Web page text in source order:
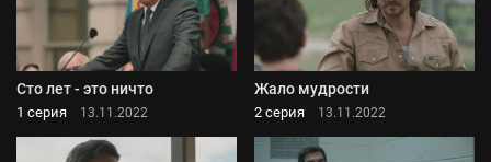
Сто лет - это ничто
1 серия 13.11.2022
Жало мудрости
2 серия 13.11.2022